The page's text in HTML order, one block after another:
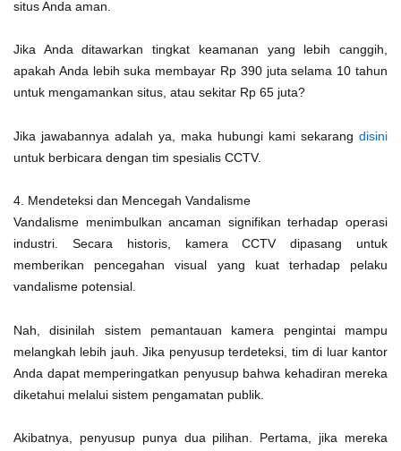
situs Anda aman.
Jika Anda ditawarkan tingkat keamanan yang lebih canggih,
apakah Anda lebih suka membayar Rp 390 juta selama 10 tahun
untuk mengamankan situs, atau sekitar Rp 65 juta?
Jika jawabannya adalah ya, maka hubungi kami sekarang disini
untuk berbicara dengan tim spesialis CCTV.
4. Mendeteksi dan Mencegah Vandalisme
Vandalisme menimbulkan ancaman signifikan terhadap operasi
industri. Secara historis, kamera CCTV dipasang untuk
memberikan pencegahan visual yang kuat terhadap pelaku
vandalisme potensial.
Nah, disinilah sistem pemantauan kamera pengintai mampu
melangkah lebih jauh. Jika penyusup terdeteksi, tim di luar kantor
Anda dapat memperingatkan penyusup bahwa kehadiran mereka
diketahui melalui sistem pengamatan publik.
Akibatnya, penyusup punya dua pilihan. Pertama, jika mereka